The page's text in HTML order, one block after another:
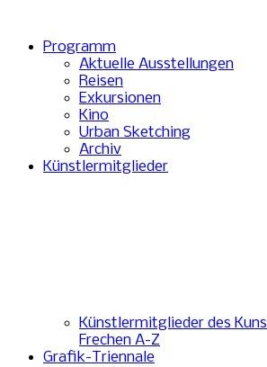
Programm
Aktuelle Ausstellungen
Reisen
Exkursionen
Kino
Urban Sketching
Archiv
Künstlermitglieder
Künstlermitglieder des
Frechen A-Z
Grafik-Triennale